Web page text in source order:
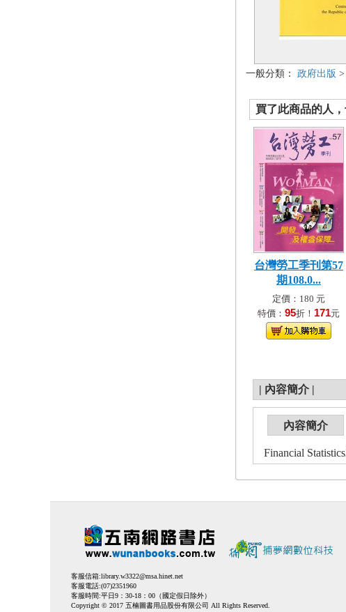
一般分類： 政府出版 >
買了此商品的人
台灣勞工季刊第57
期108.0...
定價：180 元
特價： 95折！ 171元
| 內容簡介 |
內容簡介
Financial
客服信箱:library.w3322@msa.hinet.net
客服電話:(07)2351960
客服時間:平日9：30-18：00（國定假日除外）
Copyright © 2017 五楠圖書用品股份有限公司 All Rights Reserved.